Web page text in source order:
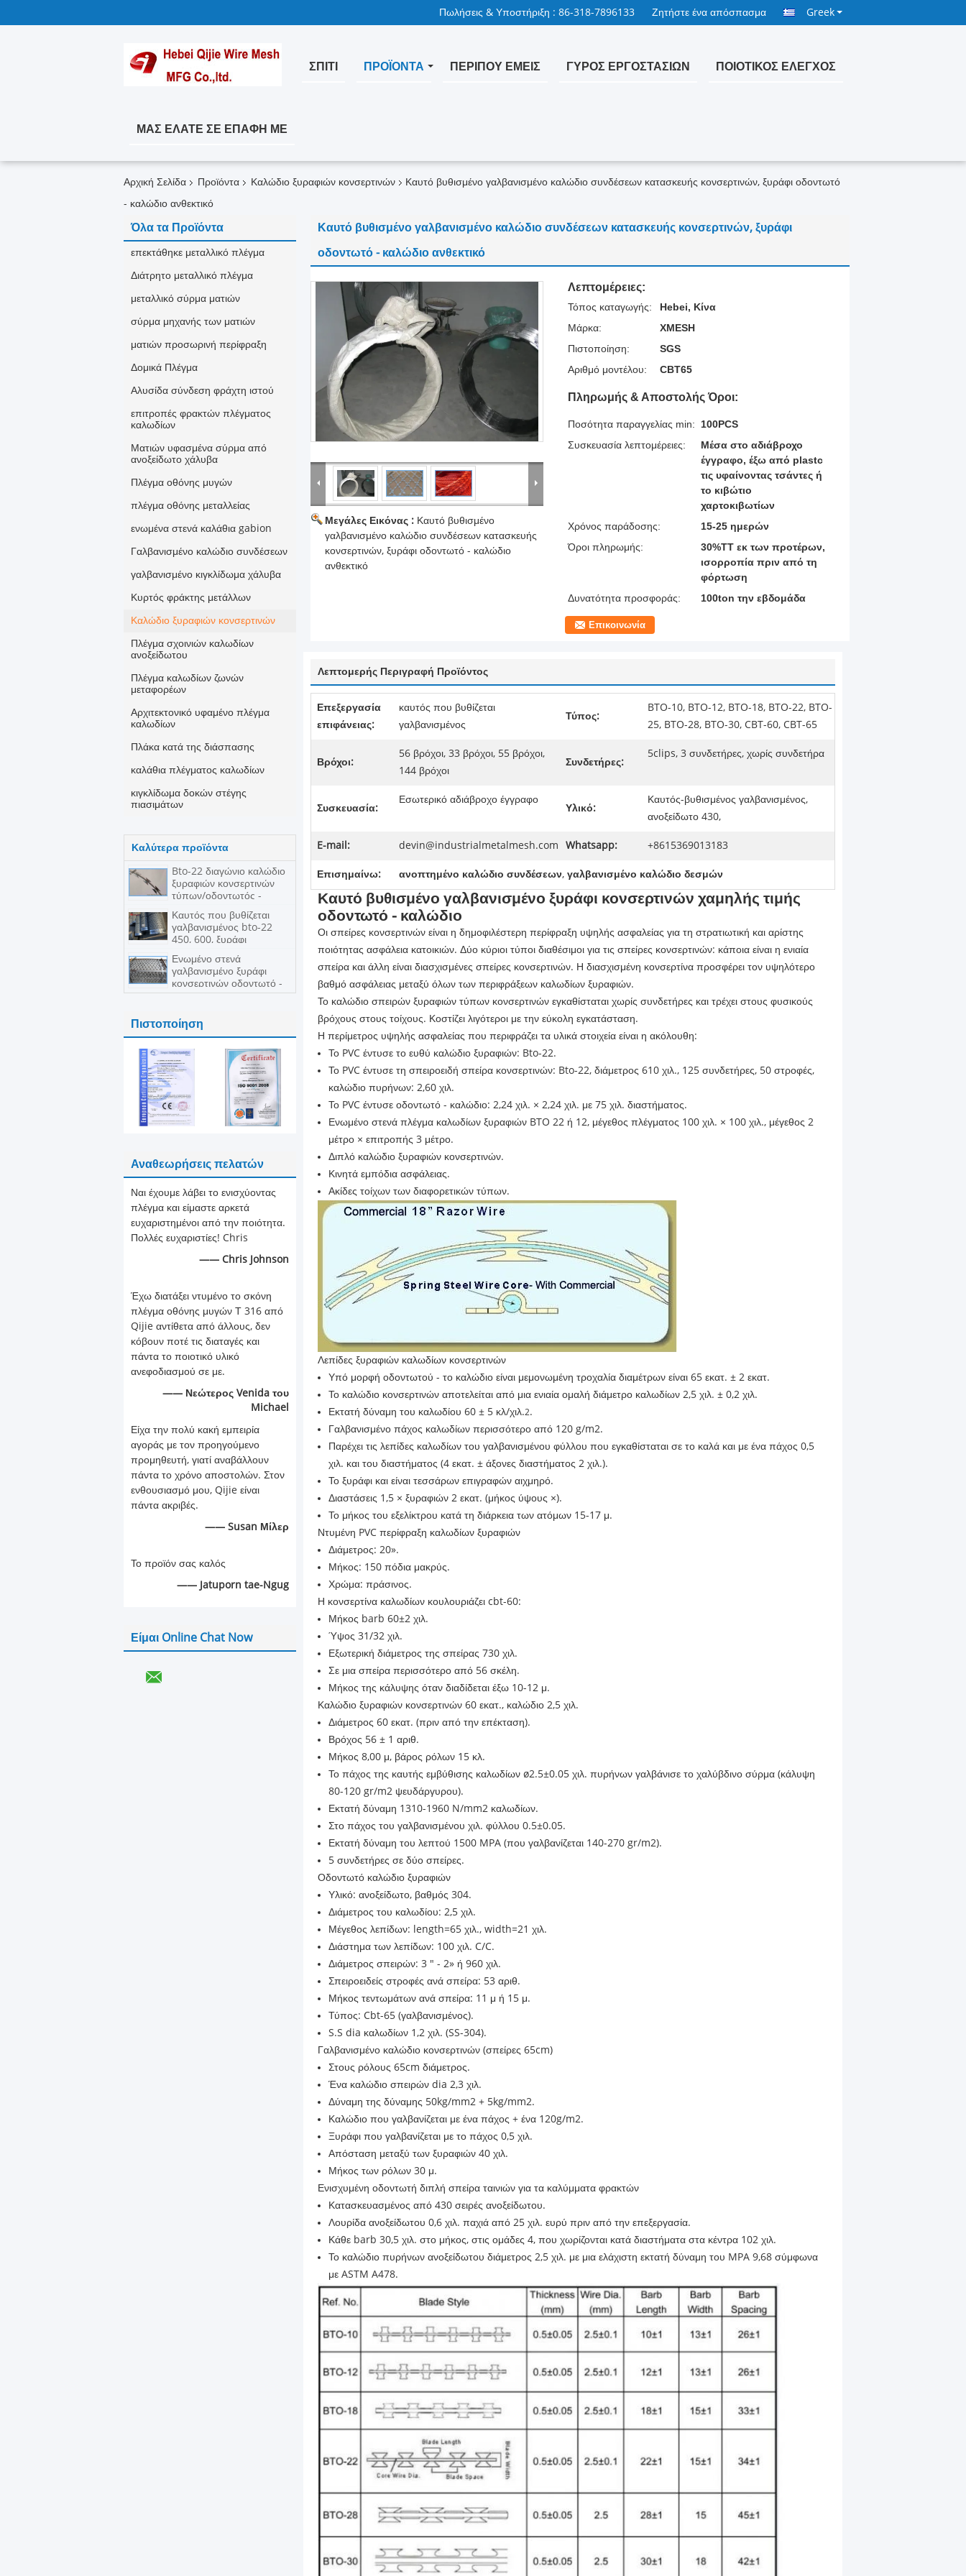
Πωλήσεις & Υποστήριξη : 86-318-7896133 Ζητήστε ένα απόσπασμα Greek
ΣΠΊΤΙ ΠΡΟΪΌΝΤΑ ΠΕΡΊΠΟΥ ΕΜΕΊΣ ΓΎΡΟΣ ΕΡΓΟΣΤΑΣΊΩΝ ΠΟΙΟΤΙΚΌΣ ΈΛΕΓΧΟΣ
ΜΑΣ ΕΛΆΤΕ ΣΕ ΕΠΑΦΉ ΜΕ
Αρχική Σελίδα Προϊόντα Καλώδιο ξυραφιών κονσερτινών
Καυτό βυθισμένο γαλβανισμένο καλώδιο συνδέσεων κατασκευής κονσερτινών, ξυράφι οδοντωτό
- καλώδιο ανθεκτικό
Όλα τα Προϊόντα
επεκτάθηκε μεταλλικό πλέγμα
Διάτρητο μεταλλικό πλέγμα
μεταλλικό σύρμα ματιών
σύρμα μηχανής των ματιών
ματιών προσωρινή περίφραξη
Δομικά Πλέγμα
Αλυσίδα σύνδεση φράχτη ιστού
επιτροπές φρακτών πλέγματος
καλωδίων
Ματιών υφασμένα σύρμα από
ανοξείδωτο χάλυβα
Πλέγμα οθόνης μυγών
πλέγμα οθόνης μεταλλείας
ενωμένα στενά καλάθια gabion
Γαλβανισμένο καλώδιο συνδέσεων
γαλβανισμένο κιγκλίδωμα χάλυβα
Κυρτός φράκτης μετάλλων
Καλώδιο ξυραφιών κονσερτινών
Πλέγμα σχοινιών καλωδίων
ανοξείδωτου
Πλέγμα καλωδίων ζωνών
μεταφορέων
Αρχιτεκτονικό υφαμένο πλέγμα
καλωδίων
Πλάκα κατά της διάσπασης
καλάθια πλέγματος καλωδίων
κιγκλίδωμα δοκών στέγης
πιασιμάτων
Καλύτερα προϊόντα
Bto-22 διαγώνιο καλώδιο
ξυραφιών κονσερτινών
τύπων/οδοντωτός -
καλωδίων
Καυτός που βυθίζεται
γαλβανισμένος bto-22
450, 600, ξυράφι
καλώδιο
Ενωμένο στενά
γαλβανισμένο ξυράφι
κονσερτινών οδοντωτό -
περίφραξη καλωδίων με
Πιστοποίηση
Αναθεωρήσεις πελατών
Ναι έχουμε λάβει το ενισχύοντας
πλέγμα και είμαστε αρκετά
ευχαριστημένοι από την ποιότητα.
Πολλές ευχαριστίες! Chris
—— Chris Johnson
Έχω διατάξει ντυμένο το σκόνη
πλέγμα οθόνης μυγών Τ 316 από
Qijie αντίθετα από άλλους, δεν
κόβουν ποτέ τις διαταγές και
πάντα το ποιοτικό υλικό
ανεφοδιασμού σε με.
—— Νεώτερος Venida του
Michael
Είχα την πολύ κακή εμπειρία
αγοράς με τον προηγούμενο
προμηθευτή, γιατί αναβάλλουν
πάντα το χρόνο αποστολών. Στον
ενθουσιασμό μου, Qijie είναι
πάντα ακριβές.
—— Susan Μίλερ
Το προϊόν σας καλός
—— Jatuporn tae-Ngug
Είμαι Online Chat Now
Καυτό βυθισμένο γαλβανισμένο καλώδιο συνδέσεων κατασκευής κονσερτινών, ξυράφι
οδοντωτό - καλώδιο ανθεκτικό
Μεγάλες Εικόνας : Καυτό βυθισμένο
γαλβανισμένο καλώδιο συνδέσεων κατασκευής
κονσερτινών, ξυράφι οδοντωτό - καλώδιο
ανθεκτικό
Λεπτομέρειες:
Τόπος καταγωγής:
Hebei, Κίνα
Μάρκα:
XMESH
Πιστοποίηση:
SGS
Αριθμό μοντέλου:
CBT65
Πληρωμής & Αποστολής Όροι:
Ποσότητα παραγγελίας min:
100PCS
Συσκευασία λεπτομέρειες:
Μέσα στο αδιάβροχο
έγγραφο, έξω από plastc
τις υφαίνοντας τσάντες ή
το κιβώτιο
χαρτοκιβωτίων
Χρόνος παράδοσης:
15-25 ημερών
Όροι πληρωμής:
30%TT εκ των προτέρων,
ισορροπία πριν από τη
φόρτωση
Δυνατότητα προσφοράς:
100ton την εβδομάδα
Επικοινωνία
Λεπτομερής Περιγραφή Προϊόντος
Επεξεργασία
επιφάνειας:
καυτός που βυθίζεται
γαλβανισμένος
Τύπος:
BTO-10, BTO-12, BTO-18, BTO-22, BTO-
25, BTO-28, BTO-30, CBT-60, CBT-65
Βρόχοι:
56 βρόχοι, 33 βρόχοι, 55 βρόχοι,
144 βρόχοι
Συνδετήρες:
5clips, 3 συνδετήρες, χωρίς συνδετήρα
Συσκευασία:
Εσωτερικό αδιάβροχο έγγραφο
Υλικό:
Καυτός-βυθισμένος γαλβανισμένος,
ανοξείδωτο 430,
E-mail: devin@industrialmetalmesh.com Whatsapp: +8615369013183
Επισημαίνω: ανοπτημένο καλώδιο συνδέσεων, γαλβανισμένο καλώδιο δεσμών
Καυτό βυθισμένο γαλβανισμένο ξυράφι κονσερτινών χαμηλής τιμής
οδοντωτό - καλώδιο
Οι σπείρες κονσερτινών είναι η δημοφιλέστερη περίφραξη υψηλής ασφαλείας για τη στρατιωτική και αρίστης
ποιότητας ασφάλεια κατοικιών. Δύο κύριοι τύποι διαθέσιμοι για τις σπείρες κονσερτινών: κάποια είναι η ενιαία
σπείρα και άλλη είναι διασχισμένες σπείρες κονσερτινών. Η διασχισμένη κονσερτίνα προσφέρει τον υψηλότερο
βαθμό ασφάλειας μεταξύ όλων των περιφράξεων καλωδίων ξυραφιών.
Το καλώδιο σπειρών ξυραφιών τύπων κονσερτινών εγκαθίσταται χωρίς συνδετήρες και τρέχει στους φυσικούς
βρόχους στους τοίχους. Κοστίζει λιγότεροι με την εύκολη εγκατάσταση.
Η περίμετρος υψηλής ασφαλείας που περιφράζει τα υλικά στοιχεία είναι η ακόλουθη:
Το PVC έντυσε το ευθύ καλώδιο ξυραφιών: Bto-22.
Το PVC έντυσε τη σπειροειδή σπείρα κονσερτινών: Bto-22, διάμετρος 610 χιλ., 125 συνδετήρες, 50 στροφές,
καλώδιο πυρήνων: 2,60 χιλ.
Το PVC έντυσε οδοντωτό - καλώδιο: 2,24 χιλ. × 2,24 χιλ. με 75 χιλ. διαστήματος.
Ενωμένο στενά πλέγμα καλωδίων ξυραφιών BTO 22 ή 12, μέγεθος πλέγματος 100 χιλ. × 100 χιλ., μέγεθος 2
μέτρο × επιτροπής 3 μέτρο.
Διπλό καλώδιο ξυραφιών κονσερτινών.
Κινητά εμπόδια ασφάλειας.
Ακίδες τοίχων των διαφορετικών τύπων.
Λεπίδες ξυραφιών καλωδίων κονσερτινών
Υπό μορφή οδοντωτού - το καλώδιο είναι μεμονωμένη τροχαλία διαμέτρων είναι 65 εκατ. ± 2 εκατ.
Το καλώδιο κονσερτινών αποτελείται από μια ενιαία ομαλή διάμετρο καλωδίων 2,5 χιλ. ± 0,2 χιλ.
Εκτατή δύναμη του καλωδίου 60 ± 5 κλ/χιλ.2.
Γαλβανισμένο πάχος καλωδίων περισσότερο από 120 g/m2.
Παρέχει τις λεπίδες καλωδίων του γαλβανισμένου φύλλου που εγκαθίσταται σε το καλά και με ένα πάχος 0,5
χιλ. και του διαστήματος (4 εκατ. ± άξονες διαστήματος 2 χιλ.).
Το ξυράφι και είναι τεσσάρων επιγραφών αιχμηρό.
Διαστάσεις 1,5 × ξυραφιών 2 εκατ. (μήκος ύψους ×).
Το μήκος του εξελίκτρου κατά τη διάρκεια των ατόμων 15-17 μ.
Ντυμένη PVC περίφραξη καλωδίων ξυραφιών
Διάμετρος: 20».
Μήκος: 150 πόδια μακρύς.
Χρώμα: πράσινος.
Η κονσερτίνα καλωδίων κουλουριάζει cbt-60:
Μήκος barb 60±2 χιλ.
Ύψος 31/32 χιλ.
Εξωτερική διάμετρος της σπείρας 730 χιλ.
Σε μια σπείρα περισσότερο από 56 σκέλη.
Μήκος της κάλυψης όταν διαδίδεται έξω 10-12 μ.
Καλώδιο ξυραφιών κονσερτινών 60 εκατ., καλώδιο 2,5 χιλ.
Διάμετρος 60 εκατ. (πριν από την επέκταση).
Βρόχος 56 ± 1 αριθ.
Μήκος 8,00 μ, βάρος ρόλων 15 κλ.
Το πάχος της καυτής εμβύθισης καλωδίων ø2.5±0.05 χιλ. πυρήνων γαλβάνισε το χαλύβδινο σύρμα (κάλυψη
80-120 gr/m2 ψευδάργυρου).
Εκτατή δύναμη 1310-1960 N/mm2 καλωδίων.
Στο πάχος του γαλβανισμένου χιλ. φύλλου 0.5±0.05.
Εκτατή δύναμη του λεπτού 1500 MPA (που γαλβανίζεται 140-270 gr/m2).
5 συνδετήρες σε δύο σπείρες.
Οδοντωτό καλώδιο ξυραφιών
Υλικό: ανοξείδωτο, βαθμός 304.
Διάμετρος του καλωδίου: 2,5 χιλ.
Μέγεθος λεπίδων: length=65 χιλ., width=21 χιλ.
Διάστημα των λεπίδων: 100 χιλ. C/C.
Διάμετρος σπειρών: 3 " - 2» ή 960 χιλ.
Σπειροειδείς στροφές ανά σπείρα: 53 αριθ.
Μήκος τεντωμάτων ανά σπείρα: 11 μ ή 15 μ.
Τύπος: Cbt-65 (γαλβανισμένος).
S.S dia καλωδίων 1,2 χιλ. (SS-304).
Γαλβανισμένο καλώδιο κονσερτινών (σπείρες 65cm)
Στους ρόλους 65cm διάμετρος.
Ένα καλώδιο σπειρών dia 2,3 χιλ.
Δύναμη της δύναμης 50kg/mm2 + 5kg/mm2.
Καλώδιο που γαλβανίζεται με ένα πάχος + ένα 120g/m2.
Ξυράφι που γαλβανίζεται με το πάχος 0,5 χιλ.
Απόσταση μεταξύ των ξυραφιών 40 χιλ.
Μήκος των ρόλων 30 μ.
Ενισχυμένη οδοντωτή διπλή σπείρα ταινιών για τα καλύμματα φρακτών
Κατασκευασμένος από 430 σειρές ανοξείδωτου.
Λουρίδα ανοξείδωτου 0,6 χιλ. παχιά από 25 χιλ. ευρύ πριν από την επεξεργασία.
Κάθε barb 30,5 χιλ. στο μήκος, στις ομάδες 4, που χωρίζονται κατά διαστήματα στα κέντρα 102 χιλ.
Το καλώδιο πυρήνων ανοξείδωτου διάμετρος 2,5 χιλ. με μια ελάχιστη εκτατή δύναμη του MPA 9,68 σύμφωνα
με ASTM A478.